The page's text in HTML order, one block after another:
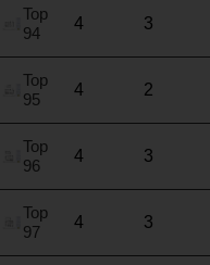
Top
94
4 3
Top
95
4 2
Top
96
4 3
Top
97
4 3